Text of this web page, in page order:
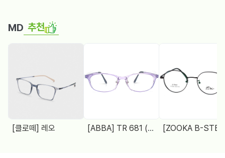
MD 추천
[클로떼] 레오 [ABBA] TR 681 (48□18 138)